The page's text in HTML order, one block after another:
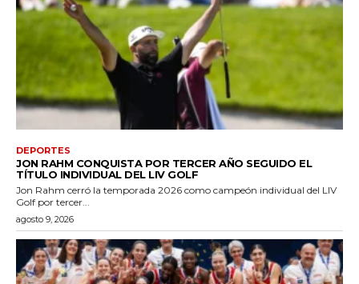
DEPORTES
JON RAHM CONQUISTA POR TERCER AÑO SEGUIDO EL
TÍTULO INDIVIDUAL DEL LIV GOLF
Jon Rahm cerró la temporada 2026 como campeón individual del LIV
Golf por tercer...
agosto 9, 2026